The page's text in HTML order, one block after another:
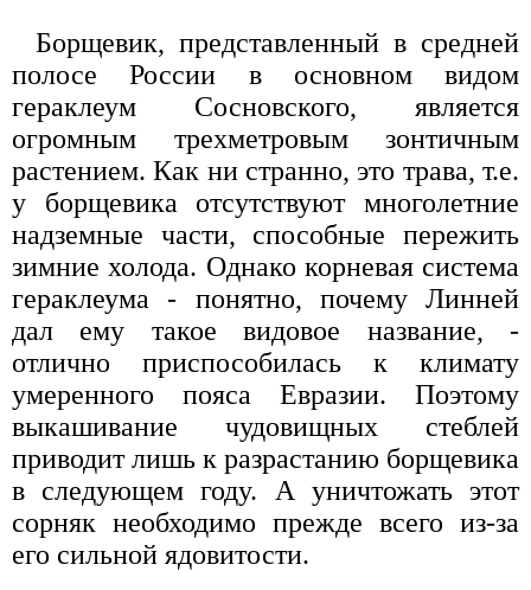
Борщевик, представленный в средней
полосе России в основном видом
гераклеум Сосновского, является
огромным трехметровым зонтичным
растением. Как ни странно, это трава, т.е.
у борщевика отсутствуют многолетние
надземные части, способные пережить
зимние холода. Однако корневая система
гераклеума - понятно, почему Линней
дал ему такое видовое название, -
отлично приспособилась к климату
умеренного пояса Евразии. Поэтому
выкашивание чудовищных стеблей
приводит лишь к разрастанию борщевика
в следующем году. А уничтожать этот
сорняк необходимо прежде всего из-за
его сильной ядовитости.